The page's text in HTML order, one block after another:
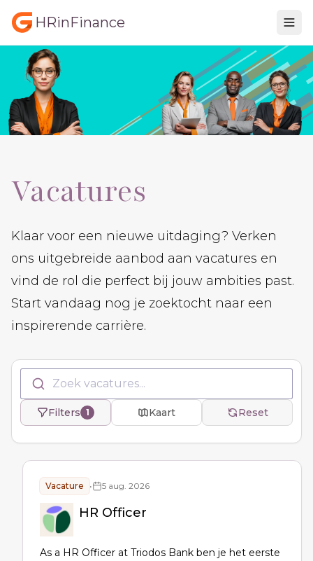
HRinFinance
Vacatures
Klaar voor een nieuwe uitdaging? Verken
ons uitgebreide aanbod aan vacatures en
vind de rol die perfect bij jouw ambities past.
Start vandaag nog je zoektocht naar een
inspirerende carrière.
Zoek vacatures...
Filters 1 Kaart Reset
Vacature • 5 aug. 2026
HR Officer
As a HR Officer at Triodos Bank ben je het eerste